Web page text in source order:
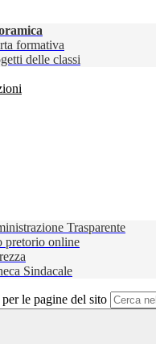
formativa
delle classi
Trasparente
pretorio online
Sindacale
le pagine del sito